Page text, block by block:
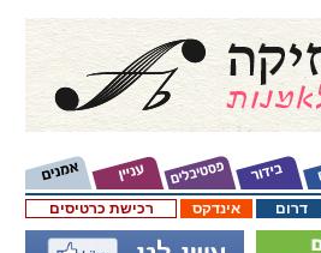
רכישת כרטיסים אינדקס דרום